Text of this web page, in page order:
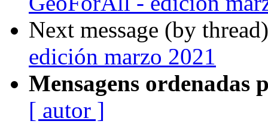
Next message (by
edición marzo 2021
Mensagens ordenadas
[ autor ]